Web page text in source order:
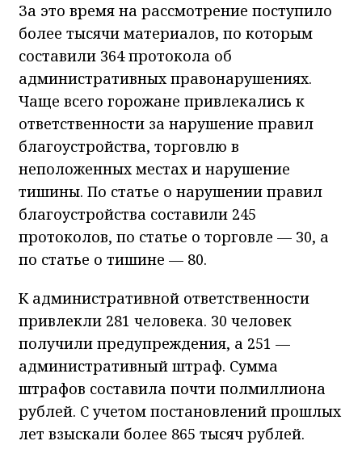
За это время на рассмотрение поступило
более тысячи материалов, по которым
составили 364 протокола об
административных правонарушениях.
Чаще всего горожане привлекались к
ответственности за нарушение правил
благоустройства, торговлю в
неположенных местах и нарушение
тишины. По статье о нарушении правил
благоустройства составили 245
протоколов, по статье о торговле — 30, а
по статье о тишине — 80.
К административной ответственности
привлекли 281 человека. 30 человек
получили предупреждения, а 251 —
административный штраф. Сумма
штрафов составила почти полмиллиона
рублей. С учетом постановлений прошлых
лет взыскали более 865 тысяч рублей.